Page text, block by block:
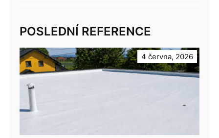
POSLEDNÍ REFERENCE
4 června, 2026